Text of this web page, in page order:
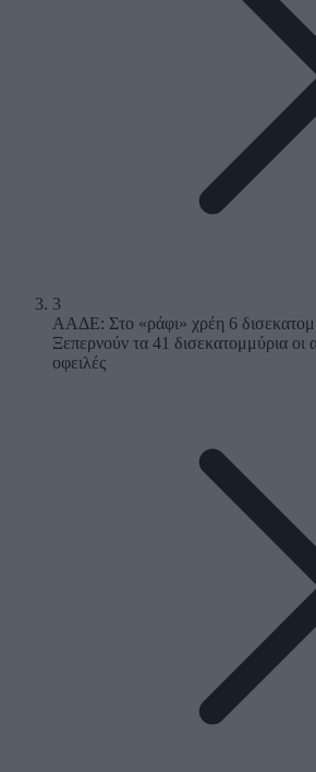
3
ΑΑΔΕ: Στο «ράφι» χρέη 6
Ξεπερνούν τα 41 δισεκατομμύρια οι
οφειλές